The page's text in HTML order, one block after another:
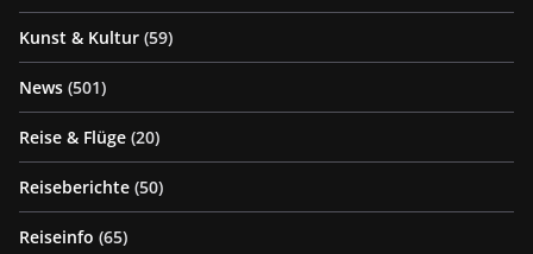
Kunst & Kultur (59)
News (501)
Reise & Flüge (20)
Reiseberichte (50)
Reiseinfo (65)